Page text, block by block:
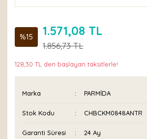
%15 1.571,08 TL
1.856,73 TL
128,30 TL den başlayan taksitlerle!
Marka PARMİDA
Stok Kodu CHBCKM0848ANTR
Garanti Süresi 24 Ay